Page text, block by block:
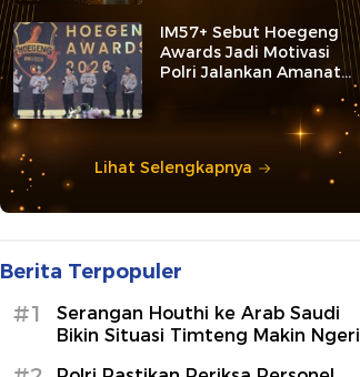
IM57+ Sebut Hoegeng
Awards Jadi Motivasi
Polri Jalankan Amanat
Lihat Selengkapnya
Berita Terpopuler
#1
Serangan Houthi ke Arab Saudi
Bikin Situasi Timteng Makin Ngeri